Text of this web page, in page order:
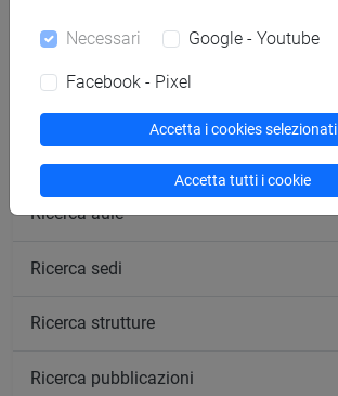
Cerca nel sito
Ricerca aule
Ricerca sedi
Ricerca strutture
Ricerca pubblicazioni
Necessari Google - Youtube
Facebook - Pixel
Accetta i cookies selezionati
Accetta tutti i cookie